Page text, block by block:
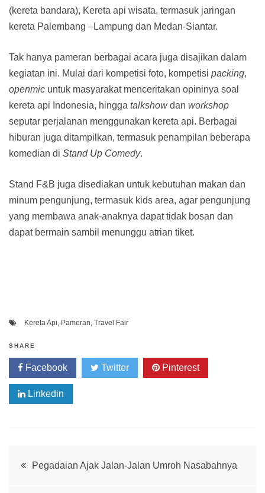
(kereta bandara), Kereta api wisata, termasuk jaringan
kereta Palembang –Lampung dan Medan-Siantar.
Tak hanya pameran berbagai acara juga disajikan dalam
kegiatan ini. Mulai dari kompetisi foto, kompetisi packing,
openmic untuk masyarakat menceritakan opininya soal
kereta api Indonesia, hingga talkshowdan workshop
seputar perjalanan menggunakan kereta api. Berbagai
hiburan juga ditampilkan, termasuk penampilan beberapa
komedian di Stand Up Comedy.
Stand F&B juga disediakan untuk kebutuhan makan dan
minum pengunjung, termasuk kids area, agar pengunjung
yang membawa anak-anaknya dapat tidak bosan dan
dapat bermain sambil menunggu atrian tiket.
Kereta Api Pameran Travel Fair
SHARE
Facebook Twitter Pinterest
Linkedin
PostPegadaian Ajak Jalan-Jalan Umroh Nasabahnya